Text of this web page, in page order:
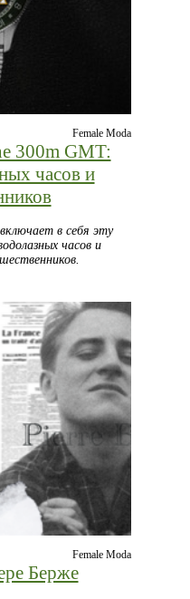
Female Moda
300m GMT:
часов и
в себя эту
часов и
Female Moda
Берже